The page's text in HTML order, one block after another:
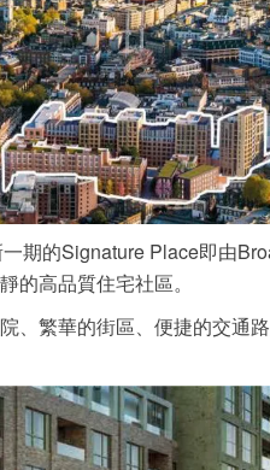
期的Signature Place即由
的高品質住宅社區。
、繁華的街區、便捷的交通